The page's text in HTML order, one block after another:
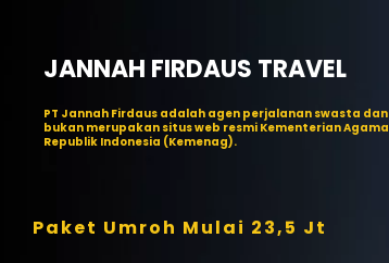
contentJANNAH FIRDAUS TRAVEL
PT Jannah Firdaus adalah agen perjalanan swasta dan
bukan merupakan situs web resmi Kementerian Agama
Republik Indonesia (Kemenag).
Paket Umroh Mulai 23,5 Jt